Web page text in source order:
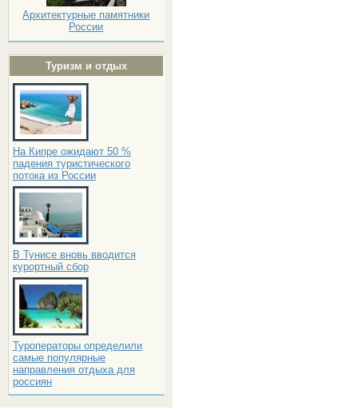
Архитектурные памятники
России
Туризм и отдых
На Кипре ожидают 50 %
падения туристического
потока из России
В Тунисе вновь вводится
курортный сбор
Туроператоры определили
самые популярные
направления отдыха для
россиян